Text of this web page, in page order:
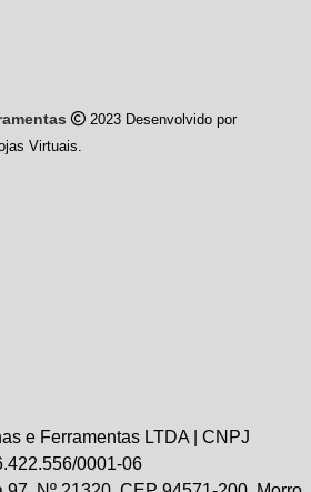
2023 Desenvolvido por
Virtuais.
e Ferramentas LTDA | CNPJ
0001-06